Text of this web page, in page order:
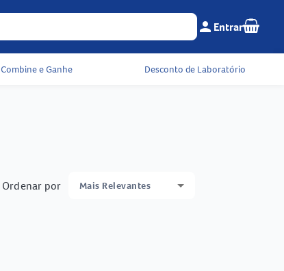
Menu do cliente e
person Entrar Seu
Combine e Ganhe Desconto de Laboratório
Ordenar por Mais Relevantes